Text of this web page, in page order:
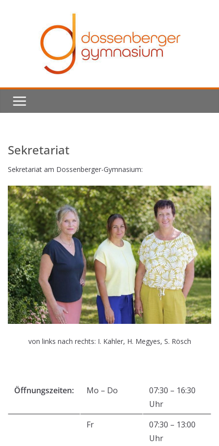
Sekretariat
Sekretariat am Dossenberger-Gymnasium:
von links nach rechts: I. Kahler, H. Megyes, S. Rösch
Öffnungszeiten: Mo – Do
07:30 – 16:30
Uhr
Fr
07:30 – 13:00
Uhr